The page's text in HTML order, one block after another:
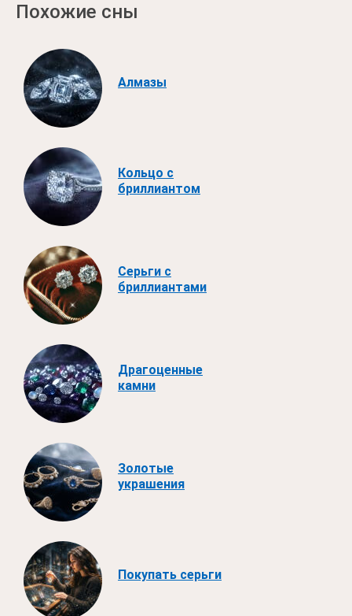
Похожие сны
Алмазы
Кольцо с
бриллиантом
Серьги с
бриллиантами
Драгоценные
камни
Золотые
украшения
Покупать серьги